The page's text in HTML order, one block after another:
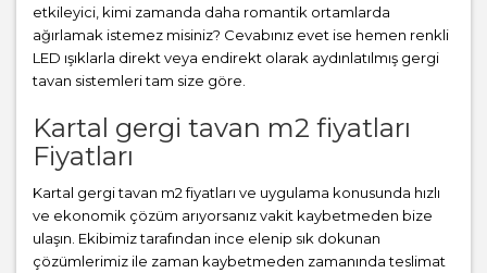
etkileyici, kimi zamanda daha romantik ortamlarda
ağırlamak istemez misiniz? Cevabınız evet ise hemen renkli
LED ışıklarla direkt veya endirekt olarak aydınlatılmış gergi
tavan sistemleri tam size göre.
Kartal gergi tavan m2 fiyatları
Fiyatları
Kartal gergi tavan m2 fiyatları ve uygulama konusunda hızlı
ve ekonomik çözüm arıyorsanız vakit kaybetmeden bize
ulaşın. Ekibimiz tarafından ince elenip sık dokunan
çözümlerimiz ile zaman kaybetmeden zamanında teslimat